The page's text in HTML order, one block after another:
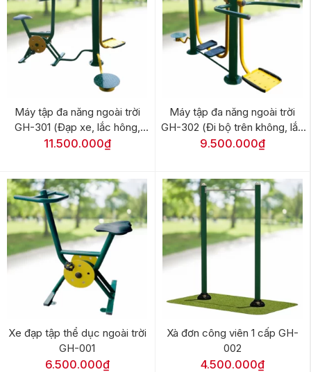
Máy tập đa năng ngoài trời
GH-301 (Đạp xe, lắc hông,
xoay eo)
11.500.000₫
Máy tập đa năng ngoài trời
GH-302 (Đi bộ trên không, lắc
hông, xoay eo)
9.500.000₫
Xe đạp tập thể dục ngoài trời
GH-001
6.500.000₫
Xà đơn công viên 1 cấp GH-
002
4.500.000₫